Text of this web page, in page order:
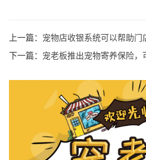
上一篇： 宠物店收银系统可以帮助门
下一篇： 宠老板推出宠物寄养保险，